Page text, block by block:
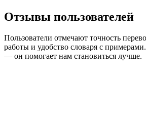
Отзывы пользователей
Пользователи отмечают точность
работы и удобство словаря с примерами.
— он помогает нам становиться лучше.